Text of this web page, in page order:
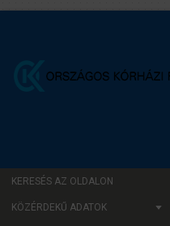
KERESÉS AZ OLDALON
KÖZÉRDEKŰ ADATOK